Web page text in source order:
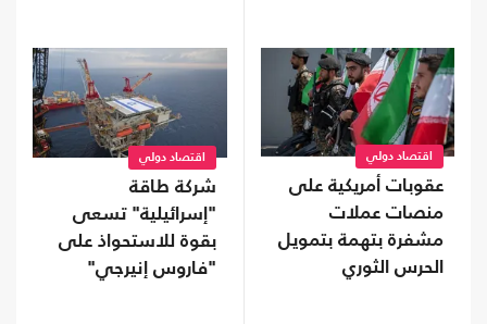
اقتصاد دولي
عقوبات أمريكية على
منصات عملات
مشفرة بتهمة بتمويل
الحرس الثوري
اقتصاد دولي
شركة طاقة
"إسرائيلية" تسعى
بقوة للاستحواذ على
"فاروس إنيرجي"